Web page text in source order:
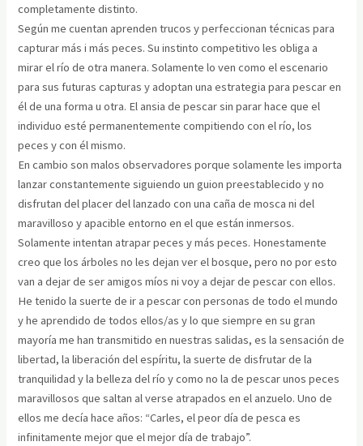
completamente distinto.
Según me cuentan aprenden trucos y perfeccionan técnicas para
capturar más i más peces. Su instinto competitivo les obliga a
mirar el río de otra manera. Solamente lo ven como el escenario
para sus futuras capturas y adoptan una estrategia para pescar en
él de una forma u otra. El ansia de pescar sin parar hace que el
individuo esté permanentemente compitiendo con el río, los
peces y con él mismo.
En cambio son malos observadores porque solamente les importa
lanzar constantemente siguiendo un guion preestablecido y no
disfrutan del placer del lanzado con una caña de mosca ni del
maravilloso y apacible entorno en el que están inmersos.
Solamente intentan atrapar peces y más peces. Honestamente
creo que los árboles no les dejan ver el bosque, pero no por esto
van a dejar de ser amigos míos ni voy a dejar de pescar con ellos.
He tenido la suerte de ir a pescar con personas de todo el mundo
y he aprendido de todos ellos/as y lo que siempre en su gran
mayoría me han transmitido en nuestras salidas, es la sensación de
libertad, la liberación del espíritu, la suerte de disfrutar de la
tranquilidad y la belleza del río y como no la de pescar unos peces
maravillosos que saltan al verse atrapados en el anzuelo. Uno de
ellos me decía hace años: “Carles, el peor día de pesca es
infinitamente mejor que el mejor día de trabajo”.